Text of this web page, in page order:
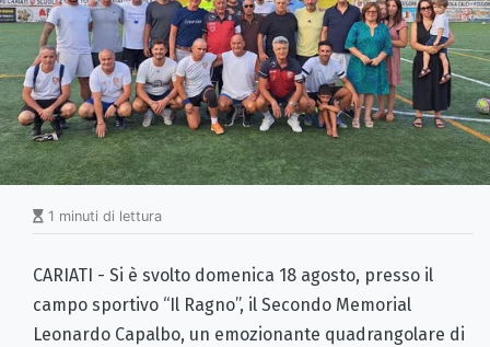
1 minuti di lettura
CARIATI - Si è svolto domenica 18 agosto, presso il
campo sportivo “Il Ragno”, il Secondo Memorial
Leonardo Capalbo, un emozionante quadrangolare di